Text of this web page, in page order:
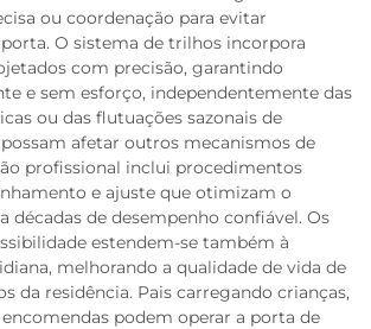
ou coordenação para evitar
O sistema de trilhos incorpora
com precisão, garantindo
e sem esforço, independentemente das
ou das flutuações sazonais de
afetar outros mecanismos de
profissional inclui procedimentos
e ajuste que otimizam o
décadas de desempenho confiável. Os
estendem-se também à
melhorando a qualidade de vida de
da residência. Pais carregando crianças,
podem operar a porta de